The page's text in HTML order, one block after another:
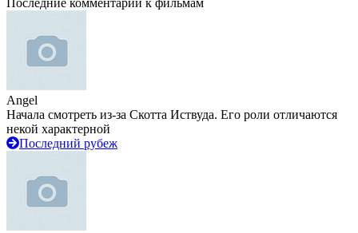
Последние комментарии к фильмам
Angel
Начала смотреть из-за Скотта Иствуда. Его роли отличаются
некой характерной
Последний рубеж